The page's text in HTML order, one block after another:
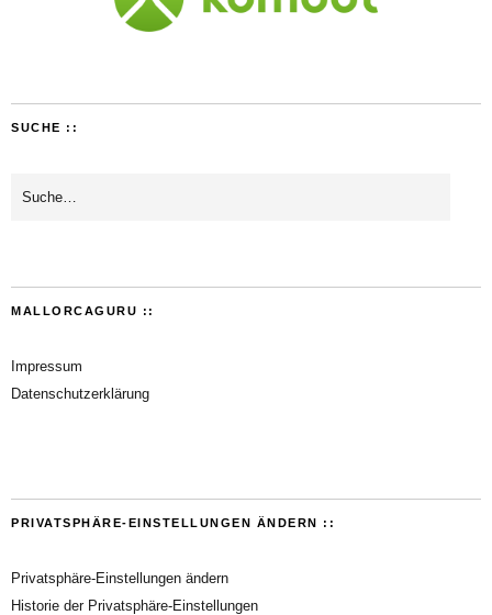
SUCHE ::
MALLORCAGURU ::
Impressum
Datenschutzerklärung
PRIVATSPHÄRE-EINSTELLUNGEN ÄNDERN ::
Privatsphäre-Einstellungen ändern
Historie der Privatsphäre-Einstellungen